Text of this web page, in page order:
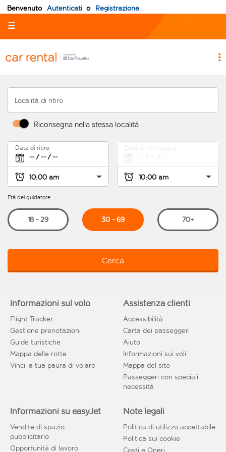
Benvenuto Autenticati o Registrazione
☰
Località di ritiro
Riconsegna nella stessa località
Data di ritiro
Età del guidatore:
18 - 29 30 - 69 70+
Cerca
Informazioni sul volo
Flight Tracker
Gestione prenotazioni
Guide turistiche
Mappa delle rotte
Vinci la tua paura di volare
Assistenza clienti
Accessibilità
Carta dei passeggeri
Aiuto
Informazioni sui voli
Mappa del sito
Passeggeri con speciali
necessità
Informazioni su easyJet
Vendite di spazio
pubblicitario
Opportunità di lavoro
Note legali
Politica di utilizzo accettabile
Politica sui cookie
Costi e Oneri